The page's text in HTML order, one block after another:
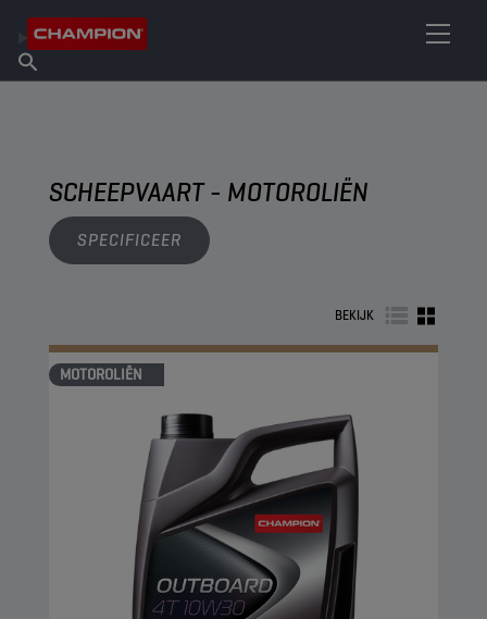
Over Champion
Vind een verkooppunt
SCHEEPVAART - MOTOROLIËN
SPECIFICEER
BEKIJK
MOTOROLIËN